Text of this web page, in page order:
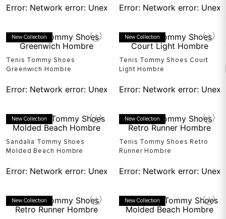
Error: Network error: Unexpected token T in JSON at
Error: Network error:
New Collection
Tenis Tommy Shoes
Greenwich Hombre
Error: Network error: Unexpected token T in JSON at
New Collection
Tenis Tommy Shoes Court
Light Hombre
Error: Network error:
New Collection
Sandalia Tommy Shoes
Molded Beach Hombre
Error: Network error: Unexpected token T in JSON at
New Collection
Tenis Tommy Shoes Retro
Runner Hombre
Error: Network error:
New Collection New Collection
tommy hilfiger
mujer